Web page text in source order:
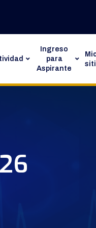
Ingreso
para
Aspirante